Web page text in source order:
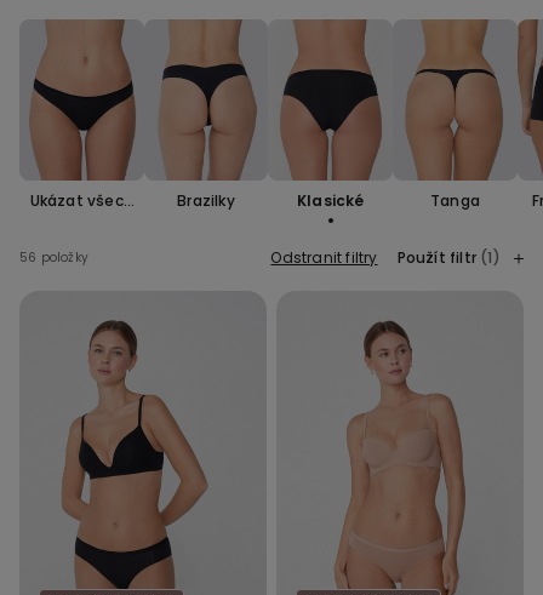
Ukázat všech
Brazilky Klasické Tanga
56 položky Odstranit filtry Použít filtr (1)